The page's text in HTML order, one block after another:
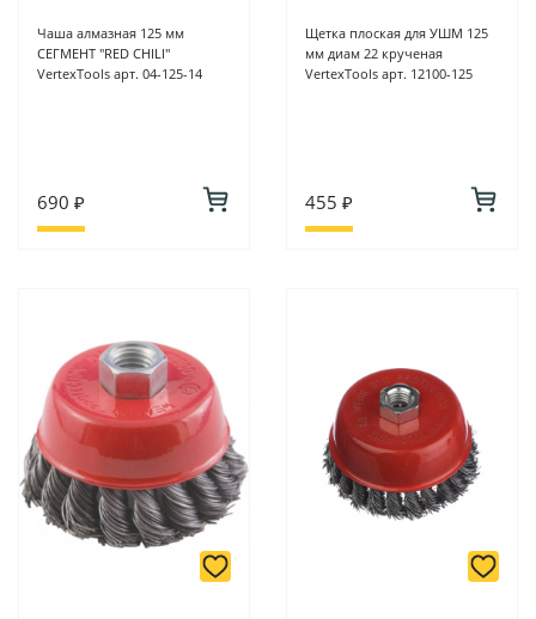
Чаша алмазная 125 мм
СЕГМЕНТ "RED CHILI"
VertexTools арт. 04-125-14
690 ₽
Щетка плоская для УШМ 125
мм диам 22 крученая
VertexTools арт. 12100-125
455 ₽